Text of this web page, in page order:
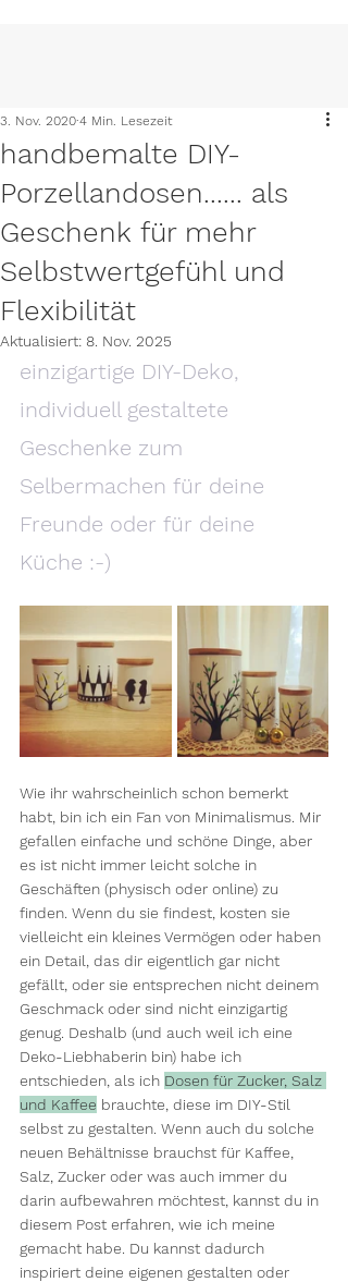
handbemalte DIY-
Porzellandosen...... als
Geschenk für mehr
Selbstwertgefühl und
Flexibilität
3. Nov. 2020 4 Min. Lesezeit
Aktualisiert: 8. Nov. 2025
einzigartige DIY-Deko,
individuell gestaltete
Geschenke zum
Selbermachen für deine
Freunde oder für deine
Küche :-)
Wie ihr wahrscheinlich schon bemerkt
habt, bin ich ein Fan von Minimalismus. Mir
gefallen einfache und schöne Dinge, aber
es ist nicht immer leicht solche in
Geschäften (physisch oder online) zu
finden. Wenn du sie findest, kosten sie
vielleicht ein kleines Vermögen oder haben
ein Detail, das dir eigentlich gar nicht
gefällt, oder sie entsprechen nicht deinem
Geschmack oder sind nicht einzigartig
genug. Deshalb (und auch weil ich eine
Deko-Liebhaberin bin) habe ich
entschieden, als ich Dosen für Zucker, Salz
und Kaffee brauchte, diese im DIY-Stil
selbst zu gestalten. Wenn auch du solche
neuen Behältnisse brauchst für Kaffee,
Salz, Zucker oder was auch immer du
darin aufbewahren möchtest, kannst du in
diesem Post erfahren, wie ich meine
gemacht habe. Du kannst dadurch
inspiriert deine eigenen gestalten oder